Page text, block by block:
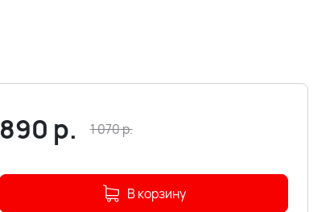
890 р. 1 070р.
В корзину